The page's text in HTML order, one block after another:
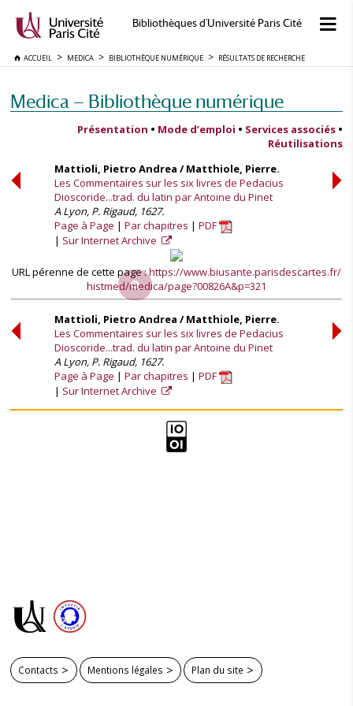
Bibliothèques d'Université Paris Cité
ACCUEIL MEDICA BIBLIOTHÈQUE NUMÉRIQUE RÉSULTATS DE RECHERCHE
Medica — Bibliothèque numérique
Présentation • Mode d’emploi • Services associés •
Réutilisations
Mattioli, Pietro Andrea / Matthiole, Pierre.
Les Commentaires sur les six livres de Pedacius
Dioscoride...trad. du latin par Antoine du Pinet
A Lyon, P. Rigaud, 1627.
Page à Page
Par chapitres
PDF
Sur Internet Archive
URL pérenne de cette page :https://www.biusante.parisdescartes.fr/
histmed/medica/page?00826A&p=321
Mattioli, Pietro Andrea / Matthiole, Pierre.
Les Commentaires sur les six livres de Pedacius
Dioscoride...trad. du latin par Antoine du Pinet
A Lyon, P. Rigaud, 1627.
Page à Page
Par chapitres
PDF
Sur Internet Archive
Contacts Mentions légales Plan du site